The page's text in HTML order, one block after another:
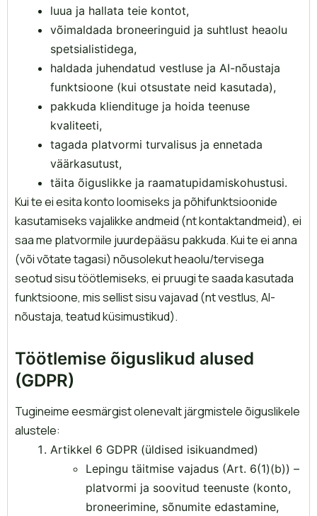
luua ja hallata teie kontot,
võimaldada broneeringuid ja suhtlust heaolu
spetsialistidega,
haldada juhendatud vestluse ja AI-nõustaja
funktsioone (kui otsustate neid kasutada),
pakkuda kliendituge ja hoida teenuse
kvaliteeti,
tagada platvormi turvalisus ja ennetada
väärkasutust,
täita õiguslikke ja raamatupidamiskohustusi.
Kui te ei esita konto loomiseks ja põhifunktsioonide
kasutamiseks vajalikke andmeid (nt kontaktandmeid), ei
saa me platvormile juurdepääsu pakkuda. Kui te ei anna
(või võtate tagasi) nõusolekut heaolu/tervisega
seotud sisu töötlemiseks, ei pruugi te saada kasutada
funktsioone, mis sellist sisu vajavad (nt vestlus, AI-
nõustaja, teatud küsimustikud).
Töötlemise õiguslikud alused
(GDPR)
Tugineime eesmärgist olenevalt järgmistele õiguslikele
alustele:
Artikkel 6 GDPR (üldised isikuandmed)
Lepingu täitmise vajadus (Art. 6(1)(b)) –
platvormi ja soovitud teenuste (konto,
broneerimine, sõnumite edastamine,